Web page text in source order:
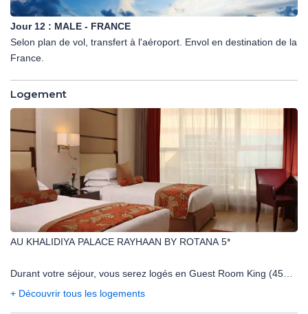
Jour 12 : MALE - FRANCE
Selon plan de vol, transfert à l'aéroport. Envol en destination de la
France.
Logement
AU KHALIDIYA PALACE RAYHAAN BY ROTANA 5*
Durant votre séjour, vous serez logés en Guest Room King (45
m²) :
+ Découvrir tous les logements